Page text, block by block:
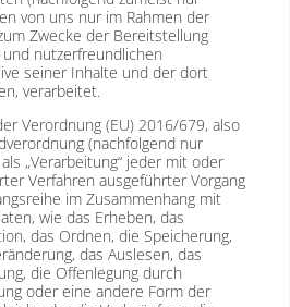
von uns nur im Rahmen der
Zwecke der Bereitstellung
nutzerfreundlichen
seiner Inhalte und der dort
verarbeitet.
Verordnung (EU) 2016/679, also
(nachfolgend nur
als „Verarbeitung“ jeder mit oder
Verfahren ausgeführter Vorgang
im Zusammenhang mit
wie das Erheben, das
das Ordnen, die Speicherung,
das Auslesen, das
die Offenlegung durch
oder eine andere Form der